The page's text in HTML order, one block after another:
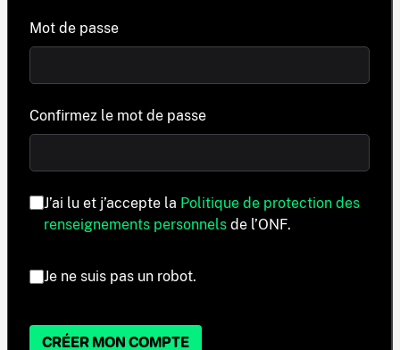
Mot de passe
Confirmez le mot de passe
J’ai lu et j’accepte la Politique de protection des
renseignements personnels de l’ONF.
Je ne suis pas un robot.
CRÉER MON COMPTE